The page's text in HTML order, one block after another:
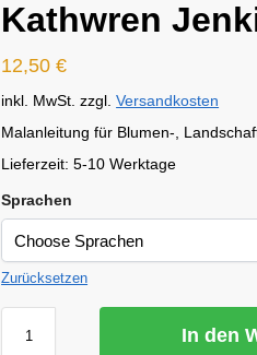
Kathwren
12,50€
inkl. MwSt. zzgl.Versandkosten
Malanleitung für Blumen-,
Lieferzeit:5-10 Werktage
Sprachen
Zurücksetzen
In den